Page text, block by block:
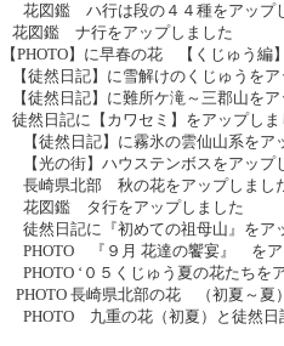
花図鑑 ハ行は段の４４種をアップ
図鑑 ナ行をアップしました
】に早春の花 【くじゅう編
徒然日記】に雪解けのくじゅうをア
徒然日記】に難所ケ滝～三郡山をア
然日記に【カワセミ】をアップしま
【徒然日記】に霧氷の雲仙山系をア
【光の街】ハウステンボスをアップ
長崎県北部 秋の花をアップしまし
花図鑑 タ行をアップしました
徒然日記に『初めての祖母山』をア
PHOTO 『９月 花達の饗宴』 をア
‘０５くじゅう夏の花たちを
長崎県北部の花 （初夏～夏
九重の花（初夏）と徒然日